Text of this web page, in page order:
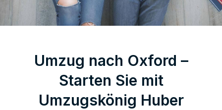
Umzug nach Oxford –
Starten Sie mit
Umzugskönig Huber